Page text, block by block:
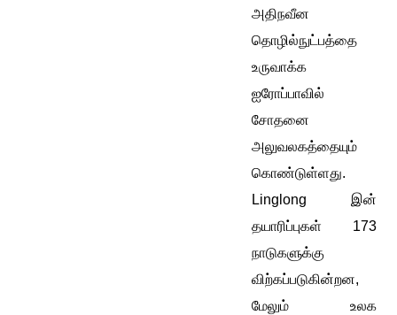
அதிநவீன
தொழில்நுட்பத்தை
உருவாக்க
ஐரோப்பாவில்
சோதனை
அலுவலகத்தையும்
கொண்டுள்ளது.
Linglong இன்
தயாரிப்புகள் 173
நாடுகளுக்கு
விற்கப்படுகின்றன,
மேலும் உலக